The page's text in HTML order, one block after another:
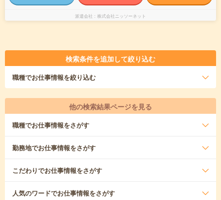
派遣会社 株式会社ニッソーネット
検索条件を追加して絞り込む
職種でお仕事情報を絞り込む
他の検索結果ページを見る
職種でお仕事情報をさがす
勤務地でお仕事情報をさがす
こだわりでお仕事情報をさがす
人気のワードでお仕事情報をさがす